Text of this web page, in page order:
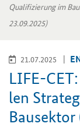
Qualifizierung im
23.09.2025)
21.07.2025
LIFE-CET
len
Bau­sek­tor